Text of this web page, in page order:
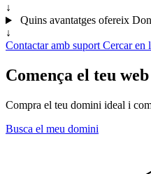
↓
Quins avantatges ofereix
↓
Contactar amb suport Cercar en
Comença el teu
Compra el teu domini ideal i
Busca el meu domini